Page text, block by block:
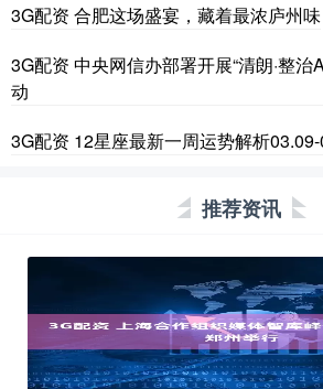
3G配资 合肥这场盛宴，藏着最浓庐州味
3G配资 中央网信办部署开展“清朗·整治
动
3G配资 12星座最新一周运势解析
推荐资讯